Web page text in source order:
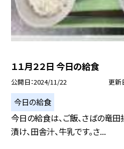
１１月２２日 今日の給食
公開日 2024/11/22 更新
今日の給食
今日の給食は、ご飯、さばの竜
漬け、田舎汁、牛乳です。さ...